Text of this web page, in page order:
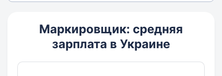
Маркировщик: средняя
зарплата в Украине